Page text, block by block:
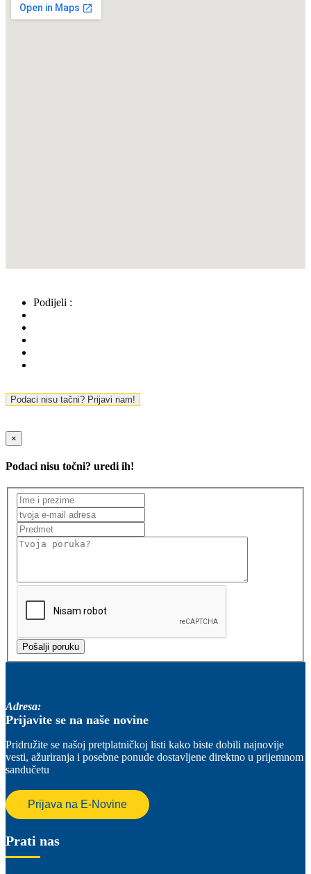
Podijeli :
Podaci nisu tačni? Prijavi nam!
×
Podaci nisu točni? uredi ih!
Adresa:
Prijavite se na naše novine
Pridružite se našoj pretplatničkoj listi kako biste dobili najnovije
vesti, ažuriranja i posebne ponude dostavljene direktno u prijemnom
sandučetu
Prijava na E-Novine
Prati nas